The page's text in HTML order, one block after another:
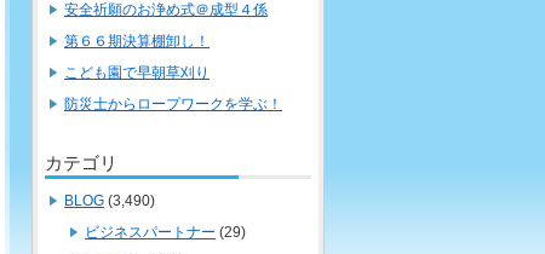
安全祈願のお浄め式＠成型４係
第６６期決算棚卸し！
こども園で早朝草刈り
防災士からロープワークを学ぶ！
カテゴリ
BLOG (3,490)
ビジネスパートナー (29)